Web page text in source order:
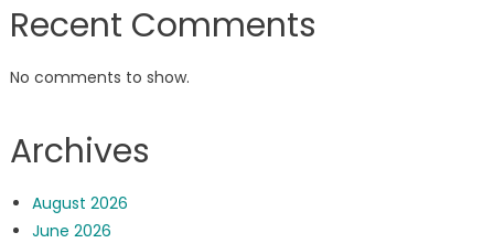
Recent Comments
No comments to show.
Archives
August 2026
June 2026